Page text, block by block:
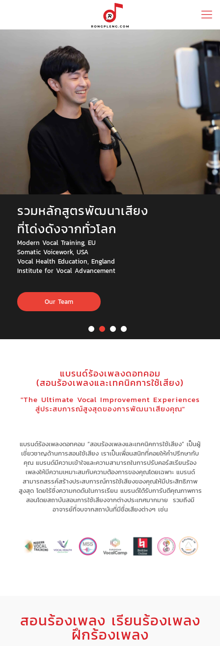
รวมหลักสูตรพัฒนาเสียง
ที่โด่งดังจากทั่วโลก
Modern Vocal Training, EU
Somatic Voicework, USA
Vocal Health Education, England
Institute for Vocal Advancement
Our Team
แบรนด์ร้องเพลงดอทคอม
(สอนร้องเพลงและเทคนิคการใช้เสียง)
"The Ultimate Vocal Improvement Experiences
สู่ประสบการณ์สูงสุดของการพัฒนาเสียงคุณ"
แบรนด์ร้องเพลงดอทคอม “สอนร้องเพลงและเทคนิคการใช้เสียง” เป็นผู้
เชี่ยวชาญด้านการสอนใช้เสียง เราเป็นเพื่อนสนิทที่คอยให้คำปรึกษากับ
คุณ แบรนด์มีความเข้าใจและความสามารถในการปรับคอร์สเรียนร้อง
เพลงให้มีความเหมาะสมกับความต้องการของคุณโดยเฉพาะ แบรนด์
สามารถสรรค์สร้างประสบการณ์การใช้เสียงของคุณให้มีประสิทธิภาพ
สูงสุด โดยไร้ซึ่งความกดดันในการเรียน แบรนด์ได้รับการันตีคุณภาพการ
สอนโดยสถาบันสอนการใช้เสียงจากต่างประเทศมากมาย รวมถึงมี
อาจารย์ที่จบจากสถาบันที่มีชื่อเสียงต่างๆ เช่น
สอนร้องเพลง เรียนร้องเพลง
ฝึกร้องเพลง